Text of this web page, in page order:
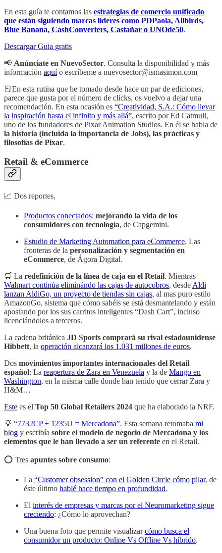
En esta guía te contamos las estrategias de comercio unificado
que están siguiendo marcas líderes como PDPaola, Allbirds,
Blue Banana, CashConverters, Castañar o UNOde50.
Descargar Guia gratis
📢 Anúnciate en NuevoSector. Consulta la disponibilidad y más
información aquío escríbeme a nuevosector@ismasimon.com
📕En esta rutina que he tomado desde hace un par de ediciones,
parece que gusta por el número de clicks, os vuelvo a dejar una
recomendación. En esta ocasión es “Creatividad, S.A.: Cómo llevar
la inspiración hasta el infinito y más allá”, escrito por Ed Catmull,
uno de los fundadores de Pixar Animation Studios. En él se habla de
la historia (incluida la importancia de Jobs), las prácticas y
filosofías de Pixar.
Retail & eCommerce
📈 Dos reportes,
Productos conectados: mejorando la vida de los
consumidores con tecnología, de Capgemini.
Estudio de Marketing Automation para eCommerce. Las
fronteras de la personalización y segmentación en
eCommerce, de Ágora Digital.
🛒 La redefinición de la línea de caja en el Retail. Mientras
Walmart continúa eliminándo las cajas de autocobros, desde Aldi
lanzan AldiGo, un proyecto de tiendas sin cajas, al mas puro estilo
AmazonGo, sistema que cómo sabéis se está desmantelando y están
apostando por los sus carritos inteligentes “Dash Cart”, incluso
licenciándolos a terceros.
La cadena británica JD Sports comprará su rival estadounidense
Hibbett, la operación alcanzará los 1.031 millones de euros.
Dos movimientos importantes internacionales del Retail
español: La reapertura de Zara en Venezuela y la de Mango en
Washington, en la misma calle donde han tenido que cerrar Zara y
H&M…
Este es el Top 50 Global Retailers 2024 que ha elaborado la NRF.
💡 “7732CP + 1235U = Mercadona”. Esta semana retomaba mi
blog y escribía sobre el modelo de negocio de Mercadona y los
elementos que le han llevado a ser un referente en el Retail.
⭕️ Tres apuntes sobre consumo:
La “Customer obsession” con el Golden Circle cómo pilar, de
éste último hablé hace tiempo en profundidad.
El interés de empresas y marcas por el Neuromarketing sigue
creciendo: ¿Cómo lo aprovechan?
Una buena foto que permite visualizarcómo busca el
consumidor un producto: Online Vs Offline Vs híbrido.